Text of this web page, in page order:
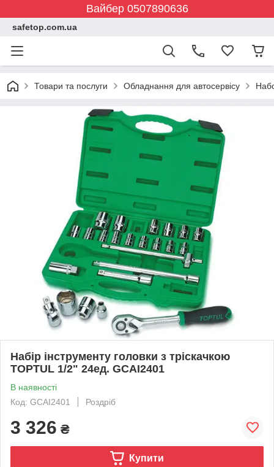
Вайбер 0507890636
safetop.com.ua
Товари та послуги Обладнання для автосервісу
Набір інструменту головки з тріскачкою
TOPTUL 1/2" 24ед. GCAI2401
В наявності
Код: GCAI2401
Роздріб
3 326 ₴
Купити